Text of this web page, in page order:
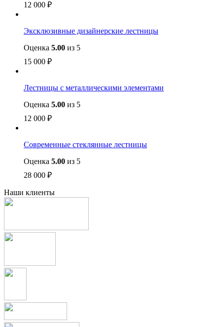
12 000 ₽
Эксклюзивные дизайнерские лестницы
Оценка 5.00 из 5
15 000 ₽
Лестницы с металлическими элементами
Оценка 5.00 из 5
12 000 ₽
Современные стеклянные лестницы
Оценка 5.00 из 5
28 000 ₽
Наши клиенты